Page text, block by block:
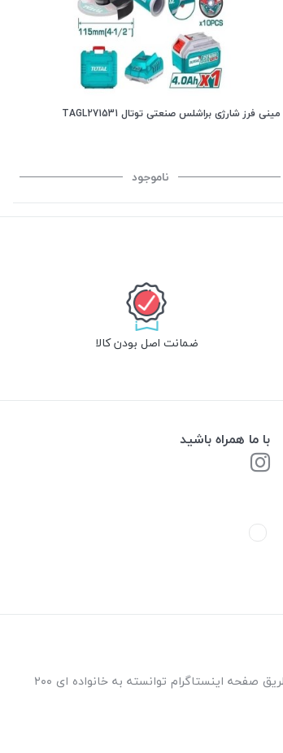
مینی فرز شارژی براشلس صنعتی توتال TAGL271531
ناموجود
ضمانت اصل بودن کالا
با ما همراه باشید
فروشگاه ابزار امیرحسین فعالیت خود را از سال ۱۳۹۵ با مدیریت آقای امیرحسین آواره در شهر جهانی یزد آغاز نموده است و پس از آن از طریق جذب مخاطبین از طریق صفحه اینستاگرام توانسته به خانواده ای ۲۰۰